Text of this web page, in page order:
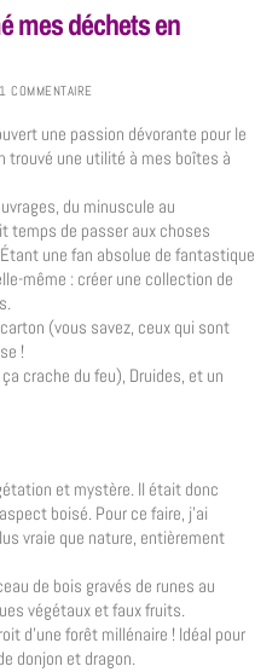
mes déchets en
1 COMMENTAIRE
une passion dévorante pour le
trouvé une utilité à mes boîtes à
du minuscule au
temps de passer aux choses
une fan absolue de fantastique
même : créer une collection de
(vous savez, ceux qui sont
!
crache du feu), Druides, et un
et mystère. Il était donc
boisé. Pour ce faire, j’ai
vraie que nature, entièrement
de bois gravés de runes au
végétaux et faux fruits.
d’une forêt millénaire ! Idéal pour
donjon et dragon.